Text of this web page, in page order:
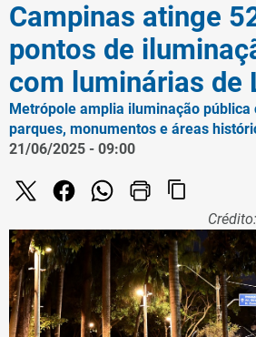
Campinas atinge
pontos de
com luminárias de
Metrópole amplia iluminação pública
parques, monumentos e áreas
21/06/2025 - 09:00
content_copy